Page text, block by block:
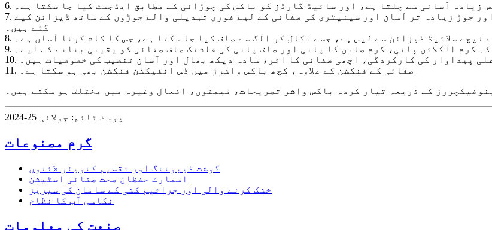
زیادہ آسانی سے چلتا ہے، اور سائیڈ گارڈز کو باکس کی چوڑائی کے مطابق ایڈجسٹ کیا جا سکتا ہے۔
7. مرکزی حصوں کا بیرونی خول الگ کرنے کے قابل ہے، اور پائپ اور جوڑ زیادہ تر آسان اور سینیٹری کی صفائی کے لیے فوری تبدیلی والے جوڑوں کے ساتھ ڈیزائن کیے
گئے ہیں۔
کے نیچے سلائیڈ ڈیزائن سے لیس ہے، جسے نکال کر الگ سے صاف کیا جا سکتا ہے، جس کا کام کرنا آسان ہے۔
گرم الکلائن پانی، گرم صابن کا پانی اور صاف پانی کی فلشنگ صاف صفائی کو یقینی بنانے کے لیے۔
اعلی پیداوار کی کارکردگی، اچھی صفائی کا اثر، سادہ دیکھ بھال اور آسان تنصیب کی خصوصیات ہیں۔
11. صفائی کے فنکشن کے علاوہ، کچھ باکس واشرز میں ڈس انفیکشن فنکشن بھی ہو سکتا ہے۔
کے ذریعہ تیار کردہ باکس واشر تصریحات، قیمتوں، افعال وغیرہ میں مختلف ہو سکتے ہیں۔
پوسٹ ٹائم: جولائی 25-2024
گرم مصنوعات
گوشت ڈیبوننگ اور تقسیم کنویئر لائنوں
اسمارٹ حفظان صحت صفائی اسٹیشن
خشک کرنے والی اور جراثیم کشی کے سامان کی سیریز
نکاسی آب کا نظام
صنعت کی معلومات